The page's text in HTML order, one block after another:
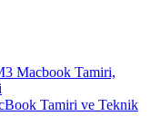
Macbook Tamiri,
Tamiri ve Teknik